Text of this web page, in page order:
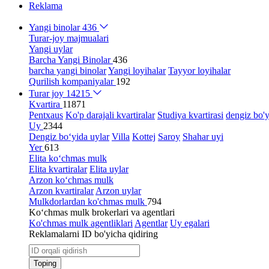
Reklama
Yangi binolar436
Turar-joy majmualari
Yangi uylar
Barcha Yangi Binolar436
barcha yangi binolarYangi loyihalar Tayyor loyihalar
Qurilish kompaniyalar 192
Turar joy 14215
Kvartira 11871
Pentxaus Ko'p darajali kvartiralar Studiya kvartirasi dengiz
Uy 2344
Dengiz bo‘yida uylar Villa Kottej Saroy Shahar uyi
Yer613
Elita ko‘chmas mulk
Elita kvartiralar Elita uylar
Arzon ko‘chmas mulk
Arzon kvartiralar Arzon uylar
Mulkdorlardan ko'chmas mulk 794
Ko‘chmas mulk brokerlari va agentlari
Ko'chmas mulk agentliklari Agentlar Uy egalari
Reklamalarni ID bo'yicha qidiring
Toping